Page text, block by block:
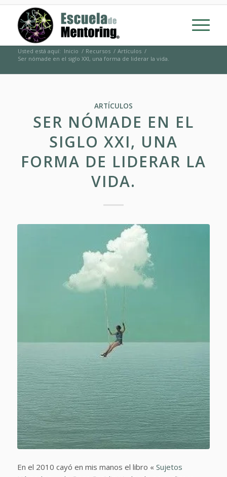
Usted está aquí: Inicio / Recursos / Artículos /
Ser nómade en el siglo XXI, una forma de liderar la vida.
ARTÍCULOS
SER NÓMADE EN EL
SIGLO XXI, UNA
FORMA DE LIDERAR LA
VIDA.
En el 2010 cayó en mis manos el libro « Sujetos